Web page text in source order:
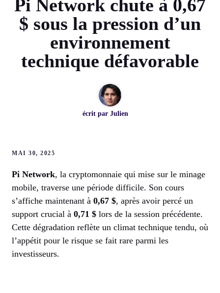
Pi Network chute à 0,67
$ sous la pression d’un
environnement
technique défavorable
écrit par Julien
MAI 30, 2025
Pi Network, la cryptomonnaie qui mise sur le minage
mobile, traverse une période difficile. Son cours
s’affiche maintenant à 0,67 $, après avoir percé un
support crucial à 0,71 $ lors de la session précédente.
Cette dégradation reflète un climat technique tendu, où
l’appétit pour le risque se fait rare parmi les
investisseurs.